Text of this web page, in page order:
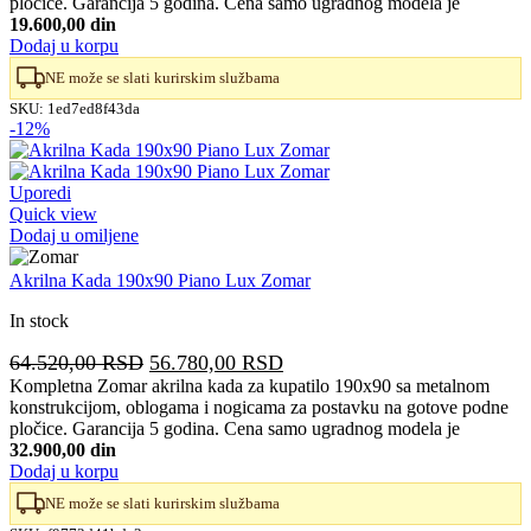
bila:
40.840,00 RSD.
19.600,00 din
Dodaj u korpu
NE može se slati kurirskim službama
SKU: 1ed7ed8f43da
-12%
Uporedi
Quick view
Dodaj u omiljene
Akrilna Kada 190x90 Piano Lux Zomar
In stock
64.520,00RSD Originalna
cena
je
bila:
56.780,00 RSDTrenutna
cena
je:
56.780,00 RSD.
Kompletna Zomar akrilna kada za kupatilo 190x90 sa metalnom
konstrukcijom, oblogama i nogicama za postavku na gotove podne
pločice. Garancija 5 godina. Cena samo ugradnog modela je
32.900,00 din
Dodaj u korpu
NE može se slati kurirskim službama